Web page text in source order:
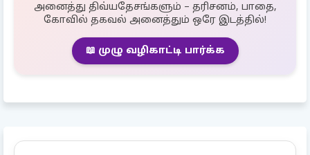
அனைத்து திவ்யதேசங்களும் – தரிசனம், பாதை,
கோவில் தகவல் அனைத்தும் ஒரே இடத்தில்!
📖 முழு வழிகாட்டி பார்க்க